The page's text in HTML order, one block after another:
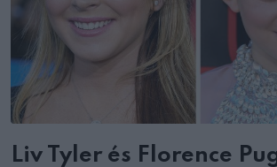
Liv Tyler és Florence